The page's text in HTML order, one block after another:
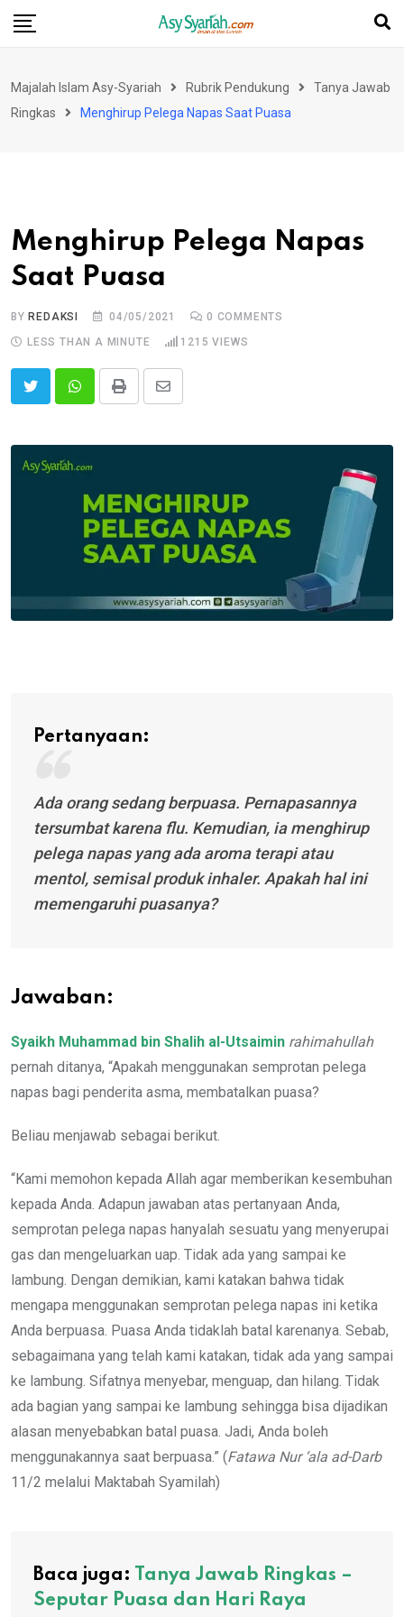
Skip
Majalah Islam Asy-Syariah Rubrik Pendukung
Tanya Jawab
Ringkas
Menghirup Pelega Napas Saat Puasa
Menghirup Pelega Napas
Saat Puasa
BYREDAKSI 04/05/2021 0 COMMENTS
LESS THAN A MINUTE
1215 VIEWS
Print
Share
Email
Pertanyaan:
Ada orang sedang berpuasa. Pernapasannya
tersumbat karena flu. Kemudian, ia menghirup
pelega napas yang ada aroma terapi atau
mentol, semisal produk inhaler. Apakah hal ini
memengaruhi puasanya?
Jawaban:
Syaikh Muhammad bin Shalih al-Utsaimin rahimahullah
pernah ditanya, “Apakah menggunakan semprotan pelega
napas bagi penderita asma, membatalkan puasa?
Beliau menjawab sebagai berikut.
“Kami memohon kepada Allah agar memberikan kesembuhan
kepada Anda. Adapun jawaban atas pertanyaan Anda,
semprotan pelega napas hanyalah sesuatu yang menyerupai
gas dan mengeluarkan uap. Tidak ada yang sampai ke
lambung. Dengan demikian, kami katakan bahwa tidak
mengapa menggunakan semprotan pelega napas ini ketika
Anda berpuasa. Puasa Anda tidaklah batal karenanya. Sebab,
sebagaimana yang telah kami katakan, tidak ada yang sampai
ke lambung. Sifatnya menyebar, menguap, dan hilang. Tidak
ada bagian yang sampai ke lambung sehingga bisa dijadikan
alasan menyebabkan batal puasa. Jadi, Anda boleh
menggunakannya saat berpuasa.” (Fatawa Nur ‘ala ad-Darb
11/2 melalui Maktabah Syamilah)
Baca juga: Tanya Jawab Ringkas –
Seputar Puasa dan Hari Raya